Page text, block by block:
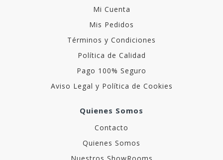
Mi Cuenta
Mis Pedidos
Términos y Condiciones
Política de Calidad
Pago 100% Seguro
Aviso Legal y Política de Cookies
Quienes Somos
Contacto
Quienes Somos
Nuestros ShowRooms